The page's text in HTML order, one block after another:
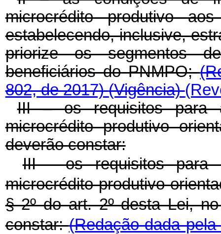
microcrédito produtivo
estabelecendo, inclusive,
priorize os segmentos
beneficiários do PNMPO;
802, de 2017)(Vigência)
III – os requisitos para
microcrédito produtivo
deverão constar:
III - os requisitos para
microcrédito produtivo
§ 2º do art. 2º desta Lei,
constar:(Redação dada